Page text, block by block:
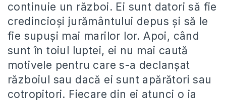
continuie un război. Ei sunt datori să fie
credincioși jurământului depus și să le
fie supuși mai marilor lor. Apoi, când
sunt în toiul luptei, ei nu mai caută
motivele pentru care s-a declanșat
războiul sau dacă ei sunt apărători sau
cotropitori. Fiecare din ei atunci o ia